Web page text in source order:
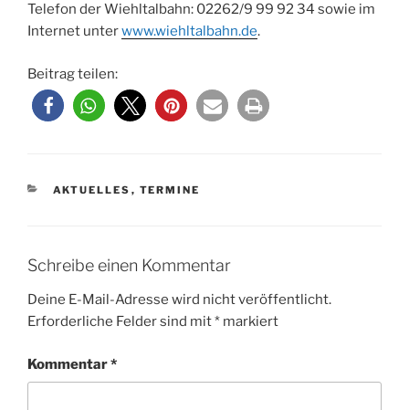
Telefon der Wiehltalbahn: 02262/9 99 92 34 sowie im
Internet unterwww.wiehltalbahn.de.
Beitrag teilen:
KATEGORIEN
AKTUELLES , TERMINE
Schreibe einen Kommentar
Deine E-Mail-Adresse wird nicht veröffentlicht.
Erforderliche Felder sind mit* markiert
Kommentar*